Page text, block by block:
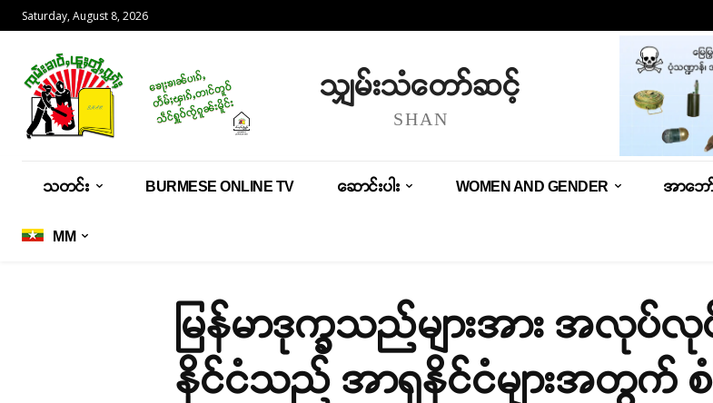
Saturday, August 8, 2026
သျှမ်းသံတော်ဆင့်
SHAN
သတင်း BURMESE ONLINE TV ဆောင်းပါး WOMEN AND GENDER အာဘေ
MM
မြန်မာဒုက္ခသည်များအား အလုပ်
နိုင်ငံသည် အာရှနိုင်ငံများအတွက်